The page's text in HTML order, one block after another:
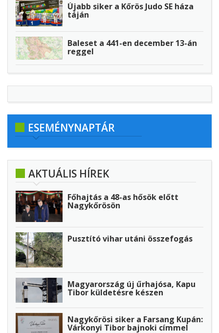
Újabb siker a Kőrös Judo SE háza
táján
Baleset a 441-en december 13-án
reggel
ESEMÉNYNAPTÁR
AKTUÁLIS HÍREK
Főhajtás a 48-as hősök előtt
Nagykőrösön
Pusztító vihar utáni összefogás
Magyarország új űrhajósa, Kapu
Tibor küldetésre készen
Nagykőrösi siker a Farsang Kupán:
Várkonyi Tibor bajnoki címmel